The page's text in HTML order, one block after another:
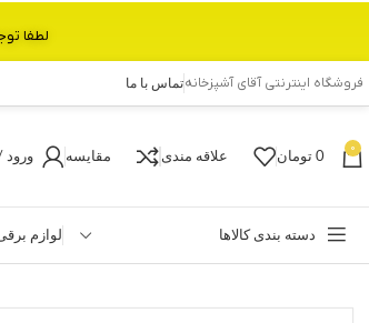
فروشگاه اینترنتی آقای آشپزخانهتماس با ما
0
0 تومان علاقه مندی مقایسه ورود
دسته بندی کالاها لوازم
لطفا توجه داشته